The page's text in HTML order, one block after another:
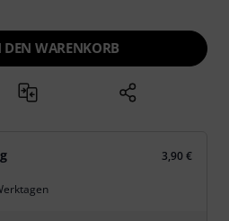
DEN WARENKORB
3,90 €